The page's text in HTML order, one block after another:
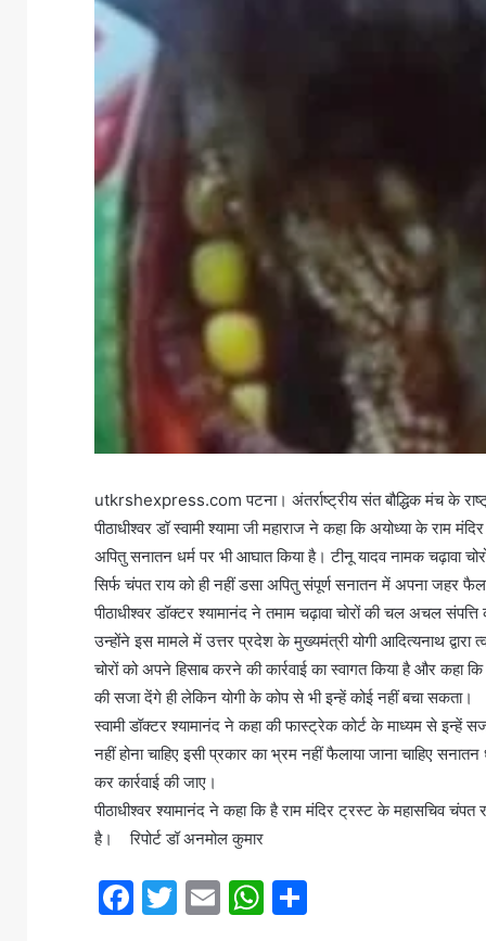
utkrshexpress.com पटना। अंतर्राष्ट्रीय संत बौद्धिक मंच के
पीठाधीश्वर डॉ स्वामी श्यामा जी महाराज ने कहा कि अयोध्या के राम
अपितु सनातन धर्म पर भी आघात किया है। टीनू यादव नामक चढ़ावा
सिर्फ चंपत राय को ही नहीं डसा अपितु संपूर्ण सनातन में अपना जहर
पीठाधीश्वर डॉक्टर श्यामानंद ने तमाम चढ़ावा चोरों की चल अचल
उन्होंने इस मामले में उत्तर प्रदेश के मुख्यमंत्री योगी आदित्यनाथ
चोरों को अपने हिसाब करने की कार्रवाई का स्वागत किया है और कहा
की सजा देंगे ही लेकिन योगी के कोप से भी इन्हें कोई नहीं बचा सकता।
स्वामी डॉक्टर श्यामानंद ने कहा की फास्ट्रेक कोर्ट के माध्यम से इन्हें
नहीं होना चाहिए इसी प्रकार का भ्रम नहीं फैलाया जाना चाहिए
कर कार्रवाई की जाए।
पीठाधीश्वर श्यामानंद ने कहा कि है राम मंदिर ट्रस्ट के महासचिव
है। रिपोर्ट डॉ अनमोल कुमार
F
T
E
W